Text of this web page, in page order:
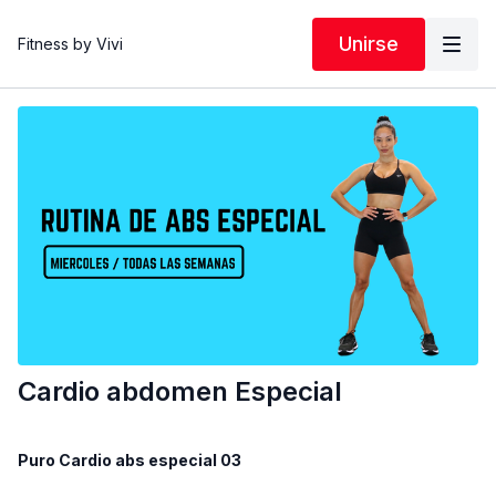
Fitness by Vivi Unirse
Cardio abdomen Especial
Puro Cardio abs especial 03